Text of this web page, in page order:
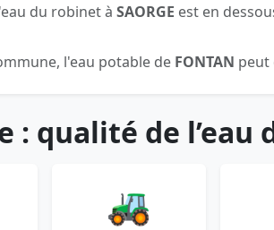
du robinet à SAORGE est en
l'eau potable de FONTAN peut
: qualité de l’eau
🚜